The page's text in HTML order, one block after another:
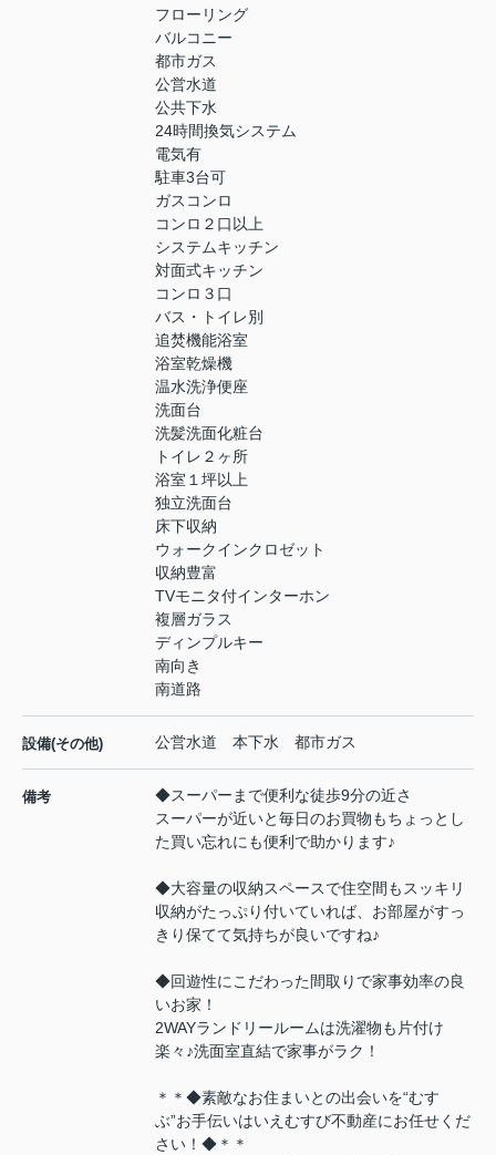
フローリング
バルコニー
都市ガス
公営水道
公共下水
24時間換気システム
電気有
駐車3台可
ガスコンロ
コンロ２口以上
システムキッチン
対面式キッチン
コンロ３口
バス・トイレ別
追焚機能浴室
浴室乾燥機
温水洗浄便座
洗面台
洗髪洗面化粧台
トイレ２ヶ所
浴室１坪以上
独立洗面台
床下収納
ウォークインクロゼット
収納豊富
TVモニタ付インターホン
複層ガラス
ディンプルキー
南向き
南道路
設備(その他) 公営水道 本下水 都市ガス
備考
◆スーパーまで便利な徒歩9分の近さ
スーパーが近いと毎日のお買物もちょっとし
た買い忘れにも便利で助かります♪
◆大容量の収納スペースで住空間もスッキリ
収納がたっぷり付いていれば、お部屋がすっ
きり保てて気持ちが良いですね♪
◆回遊性にこだわった間取りで家事効率の良
いお家！
2WAYランドリールームは洗濯物も片付け
楽々♪洗面室直結で家事がラク！
＊＊◆素敵なお住まいとの出会いを“むす
ぶ”お手伝いはいえむすび不動産にお任せくだ
さい！◆＊＊